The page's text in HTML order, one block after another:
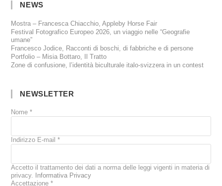
NEWS
Mostra – Francesca Chiacchio, Appleby Horse Fair
Festival Fotografico Europeo 2026, un viaggio nelle “Geografie
umane”
Francesco Jodice, Racconti di boschi, di fabbriche e di persone
Portfolio – Misia Bottaro, Il Tratto
Zone di confusione, l’identità biculturale italo-svizzera in un contest
NEWSLETTER
Nome*
Indirizzo E-mail*
Accetto il trattamento dei dati a norma delle leggi vigenti in materia di
privacy.
Informativa Privacy
Accettazione*